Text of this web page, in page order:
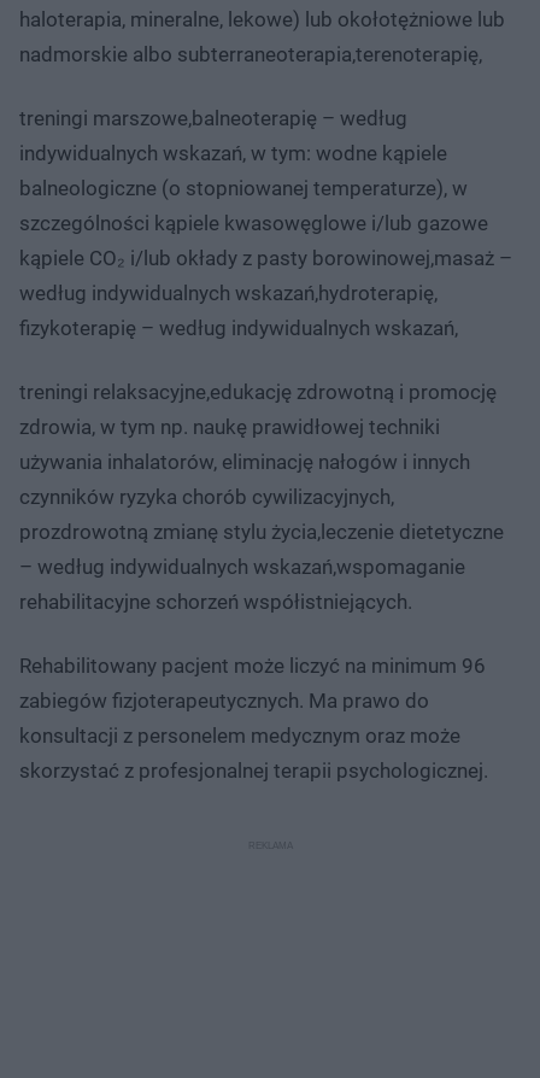
haloterapia, mineralne, lekowe) lub okołotężniowe lub
nadmorskie albo subterraneoterapia,terenoterapię,
treningi marszowe,balneoterapię – według
indywidualnych wskazań, w tym: wodne kąpiele
balneologiczne (o stopniowanej temperaturze), w
szczególności kąpiele kwasowęglowe i/lub gazowe
kąpiele CO₂ i/lub okłady z pasty borowinowej,masaż –
według indywidualnych wskazań,hydroterapię,
fizykoterapię – według indywidualnych wskazań,
treningi relaksacyjne,edukację zdrowotną i promocję
zdrowia, w tym np. naukę prawidłowej techniki
używania inhalatorów, eliminację nałogów i innych
czynników ryzyka chorób cywilizacyjnych,
prozdrowotną zmianę stylu życia,leczenie dietetyczne
– według indywidualnych wskazań,wspomaganie
rehabilitacyjne schorzeń współistniejących.
Rehabilitowany pacjent może liczyć na minimum 96
zabiegów fizjoterapeutycznych. Ma prawo do
konsultacji z personelem medycznym oraz może
skorzystać z profesjonalnej terapii psychologicznej.